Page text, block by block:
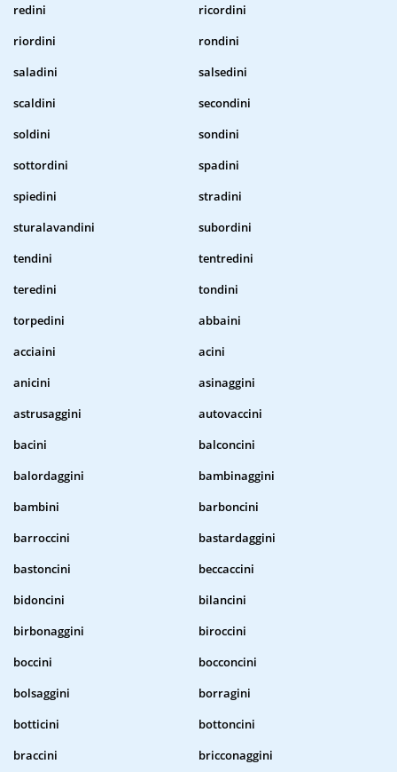
redini
ricordini
riordini
rondini
saladini
salsedini
scaldini
secondini
soldini
sondini
sottordini
spadini
spiedini
stradini
sturalavandini
subordini
tendini
tentredini
teredini
tondini
torpedini
abbaini
acciaini
acini
anicini
asinaggini
astrusaggini
autovaccini
bacini
balconcini
balordaggini
bambinaggini
bambini
barboncini
barroccini
bastardaggini
bastoncini
beccaccini
bidoncini
bilancini
birbonaggini
biroccini
boccini
bocconcini
bolsaggini
borragini
botticini
bottoncini
braccini
bricconaggini